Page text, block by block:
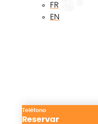
FR
EN
Teléfono
Reservar
alojamiento